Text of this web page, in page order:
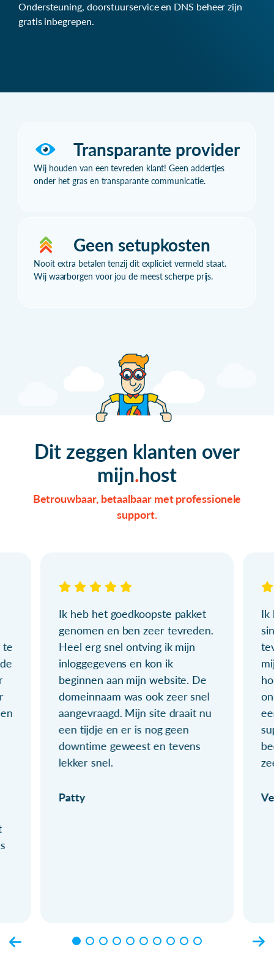
Ondersteuning, doorstuurservice en DNS beheer zijn
gratis inbegrepen.
Transparante provider
Wij houden van een tevreden klant! Geen addertjes
onder het gras en transparante communicatie.
Geen setupkosten
Nooit extra betalen tenzij dit expliciet vermeld staat.
Wij waarborgen voor jou de meest scherpe prijs.
Dit zeggen klanten over
mijn host
Betrouwbaar, betaalbaar met professionele
support.
te
Ik heb het goedkoopste pakket
genomen en ben zeer tevreden.
Heel erg snel ontving ik mijn
inloggegevens en kon ik
beginnen aan mijn website. De
domeinnaam was ook zeer snel
aangevraagd. Mijn site draait nu
een tijdje en er is nog geen
downtime geweest en tevens
lekker snel.
Patty
Ik